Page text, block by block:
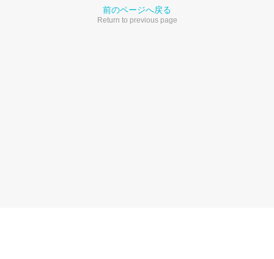
前のページへ戻る
Return to previous page